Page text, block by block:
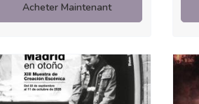
Acheter Maintenant